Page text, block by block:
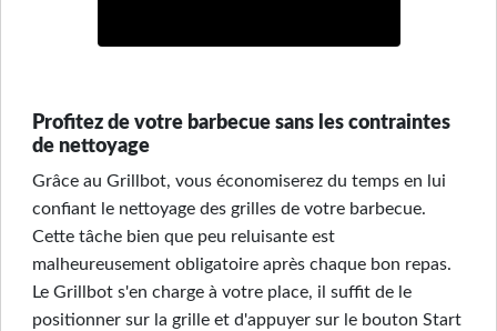
Profitez de votre barbecue sans les contraintes
de nettoyage
Grâce au Grillbot, vous économiserez du temps en lui
confiant le nettoyage des grilles de votre barbecue.
Cette tâche bien que peu reluisante est
malheureusement obligatoire après chaque bon repas.
Le Grillbot s'en charge à votre place, il suffit de le
positionner sur la grille et d'appuyer sur le bouton Start